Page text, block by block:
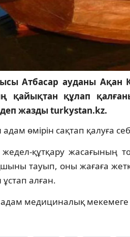
Атбасар ауданы Ақан
қайықтан құлап
жазды turkystan.kz.
өмірін сақтап қалуға
құтқару жасағының
тауып, оны жағаға
алған.
медициналық мекемеге